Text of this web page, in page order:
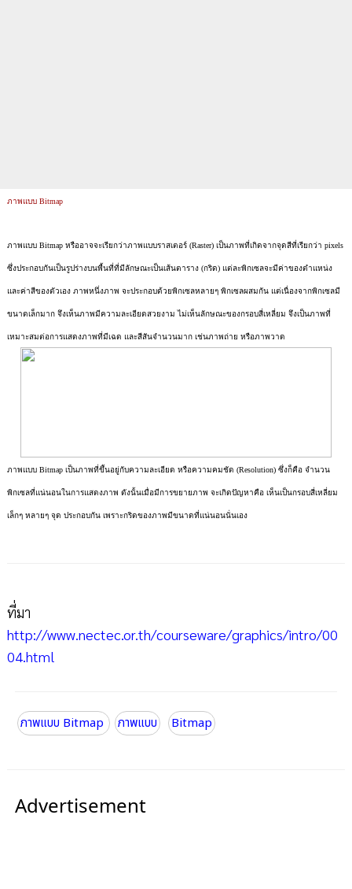
ภาพแบบ Bitmap
ภาพแบบ Bitmap หรืออาจจะเรียกว่าภาพแบบราสเตอร์ (Raster) เป็นภาพที่เกิดจากจุดสีที่เรียกว่า pixels
ซึ่งประกอบกันเป็นรูปร่างบนพื้นที่ที่มีลักษณะเป็นเส้นตาราง (กริด) แต่ละพิกเซลจะมีค่าของตำแหน่ง
และค่าสีของตัวเอง ภาพหนึ่งภาพ จะประกอบด้วยพิกเซลหลายๆ พิกเซลผสมกัน แต่เนื่องจากพิกเซลมี
ขนาดเล็กมาก จึงเห็นภาพมีความละเอียดสวยงาม ไม่เห็นลักษณะของกรอบสี่เหลี่ยม จึงเป็นภาพที่
เหมาะสมต่อการแสดงภาพที่มีเฉด และสีสันจำนวนมาก เช่นภาพถ่าย หรือภาพวาด
ภาพแบบ Bitmap เป็นภาพที่ขึ้นอยู่กับความละเอียด หรือความคมชัด (Resolution) ซึ่งก็คือ จำนวน
พิกเซลที่แน่นอนในการแสดงภาพ ดังนั้นเมื่อมีการขยายภาพ จะเกิดปัญหาคือ เห็นเป็นกรอบสี่เหลี่ยม
เล็กๆ หลายๆ จุด ประกอบกัน เพราะกริดของภาพมีขนาดที่แน่นอนนั่นเอง
ที่มา
http://www.nectec.or.th/courseware/graphics/intro/00
04.html
ภาพแบบ Bitmap ภาพแบบ Bitmap
Advertisement